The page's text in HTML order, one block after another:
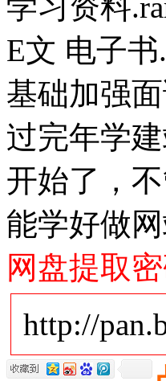
学习资料
E文 电子书
基础加强
过完年学
开始了，
能学好做
网盘提取
http://